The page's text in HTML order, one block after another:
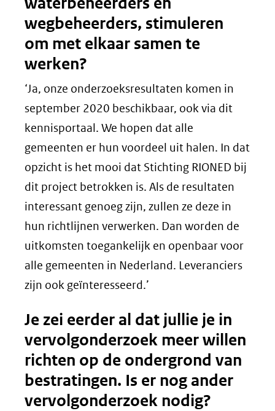
wegbeheerders, stimuleren
om met elkaar samen te
werken?
‘Ja, onze onderzoeksresultaten komen in
september 2020 beschikbaar, ook via dit
kennisportaal. We hopen dat alle
gemeenten er hun voordeel uit halen. In dat
opzicht is het mooi dat Stichting RIONED bij
dit project betrokken is. Als de resultaten
interessant genoeg zijn, zullen ze deze in
hun richtlijnen verwerken. Dan worden de
uitkomsten toegankelijk en openbaar voor
alle gemeenten in Nederland. Leveranciers
zijn ook geïnteresseerd.’
Je zei eerder al dat jullie je in
vervolgonderzoek meer willen
richten op de ondergrond van
bestratingen. Is er nog ander
vervolgonderzoek nodig?